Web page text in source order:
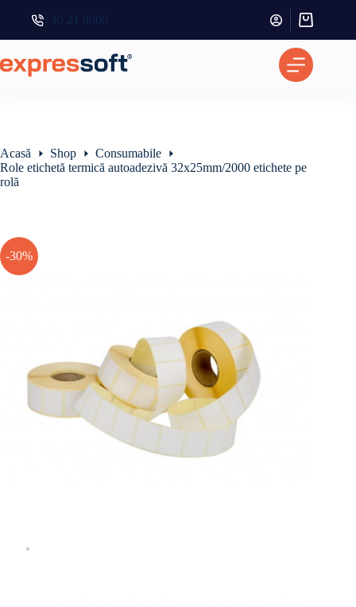
inițial
6,75 €.
curent+40 21 9900
Coș
de
Acasă Shop
Consumabile
Role etichetă termică autoadezivă 32x25mm/2000 etichete pe
rolă
-30%